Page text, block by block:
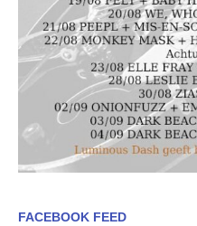
FACEBOOK FEED